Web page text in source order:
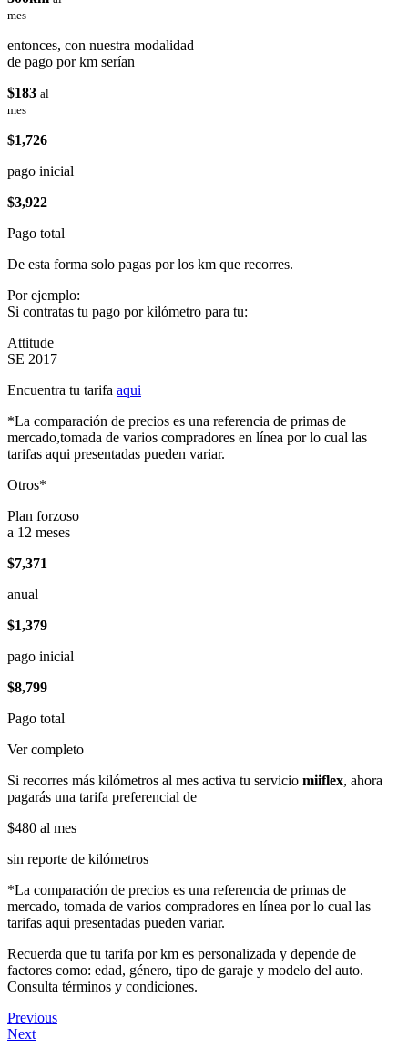
mes
entonces, con nuestra modalidad
de pago por km serían
$183 al
mes
$1,726
pago inicial
$3,922
Pago total
De esta forma solo pagas por los km que recorres.
Por ejemplo:
Si contratas tu pago por kilómetro para tu:
Attitude
SE 2017
Encuentra tu tarifa aqui
*La comparación de precios es una referencia de primas de
mercado,tomada de varios compradores en línea por lo cual las
tarifas aqui presentadas pueden variar.
Otros*
Plan forzoso
a 12 meses
$7,371
anual
$1,379
pago inicial
$8,799
Pago total
Ver completo
Si recorres más kilómetros al mes activa tu servicio miiflex, ahora
pagarás una tarifa preferencial de
$480 al mes
sin reporte de kilómetros
*La comparación de precios es una referencia de primas de
mercado, tomada de varios compradores en línea por lo cual las
tarifas aqui presentadas pueden variar.
Recuerda que tu tarifa por km es personalizada y depende de
factores como: edad, género, tipo de garaje y modelo del auto.
Consulta términos y condiciones.
Previous
Next